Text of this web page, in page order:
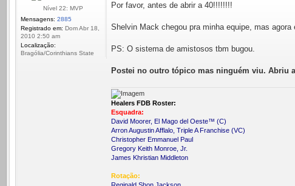
Nível 22: MVP
Mensagens: 2885
Registrado em: Dom Abr 18,
2010 2:50 am
Localização:
Bragólia/Corinthians State
Por favor, antes de abrir a 40!!!!!!!!
Shelvin Mack chegou pra minha equipe, mas
PS: O sistema de amistosos tbm bugou.
Postei no outro tópico mas ninguém viu. Abriu
Healers FDB Roster:
Esquadra:
David Moorer, El Mago del Oeste™ (C)
Arron Augustin Afflalo, Triple A Franchise (VC)
Christopher Emmanuel Paul
Gregory Keith Monroe, Jr.
James Khristian Middleton
Rotação: